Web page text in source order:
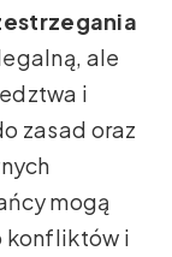
ale
i
zasad oraz
mogą
konfliktów i